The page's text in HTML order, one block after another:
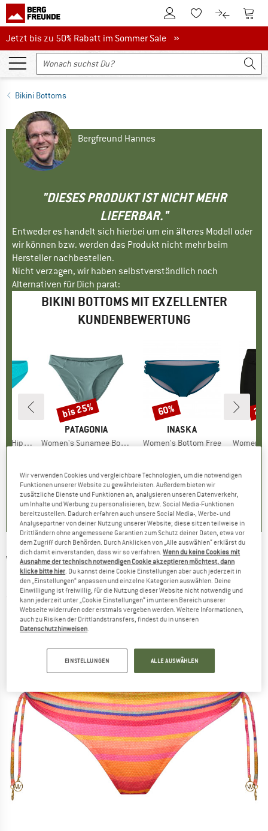
Zum KundenkontoZum Merkzettel.
Zum Zum
Jetzt bis zu 50% Rabatt im Sommer Sale
Jetzt bis zu 50% Rabatt im Sommer Sale »
Bikini Bottoms
Bergfreund Hannes
"DIESES PRODUKT IST NICHT MEHR
LIEFERBAR."
Entweder es handelt sich hierbei um ein älteres Modell oder
wir können bzw. werden das Produkt nicht mehr beim
Hersteller nachbestellen.
Nicht verzagen, wir haben selbstverständlich noch
Alternativen für Dich parat:
BIKINI BOTTOMS MIT EXZELLENTER
KUNDENBEWERTUNG
Pant
)
MARKE
PATAGONIA
Artikel
Women's Sunamee Bottoms
5,0(3)
Rabatt
bis 25%
MARKE
INASKA
Artikel
Women's Bottom Free
+1
5,0(9)
Rabatt
60%
Artikel
Women's
WATERCULT -Women's Dopamine Stripe
Bikini Bottoms 697 - Bikini-Bottom
(0)
Wir verwenden Cookies und vergleichbare Technologien, um die notwendigen
Funktionen unserer Website zu gewährleisten. Außerdem bieten wir
zusätzliche Dienste und Funktionen an, analysieren unseren Datenverkehr,
um Inhalte und Werbung zu personalisieren, bzw. Social Media-Funktionen
bereitzustellen. Dadurch erfahren auch unsere Social Media-, Werbe- und
Analysepartner von deiner Nutzung unserer Website; diese sitzen teilweise in
Drittländern ohne angemessene Garantien zum Schutz deiner Daten, etwa vor
dem Zugriff durch Behörden. Durch Anklicken von „Alle auswählen“ erklärst du
dich damit einverstanden, dass wir so verfahren.Wenn du keine Cookies mit
Ausnahme der technisch notwendigen Cookie akzeptieren möchtest, dann
klicke bitte hier. Du kannst deine Cookie Einstellungen aber auch jederzeit in
den „Einstellungen“ anpassen und einzelne Kategorien auswählen. Deine
Einwilligung ist freiwillig, für die Nutzung dieser Website nicht notwendig und
kann jederzeit unter „Cookie Einstellungen“ im unteren Bereich unserer
Webseite widerrufen oder erstmals vergeben werden. Weitere Informationen,
auch zu Risiken der Drittlandstransfers, findest du in unseren
Datenschutzhinweisen.
EINSTELLUNGEN ALLE AUSWÄHLEN